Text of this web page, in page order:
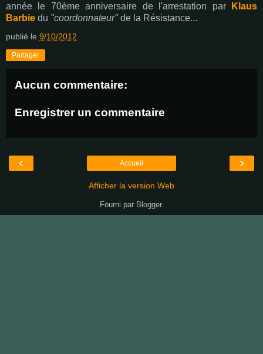
année le 70ème anniversaire de l'arrestation par
Klaus
Barbie du "coordonnateur"de la Résistance...
publié le 9/10/2012
Partager
Aucun commentaire:
Enregistrer un commentaire
‹ ›
Accueil
Afficher la version Web
Fourni par Blogger.